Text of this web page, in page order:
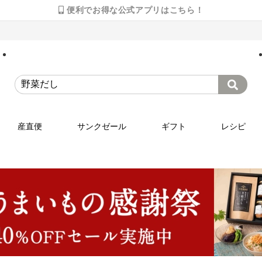
便利でお得な公式アプリはこちら！
産直便 サンクゼール ギフト レシピ